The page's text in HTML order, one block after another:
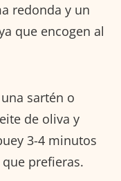
redonda y un
que encogen al
sartén o
de oliva y
3-4 minutos
prefieras.